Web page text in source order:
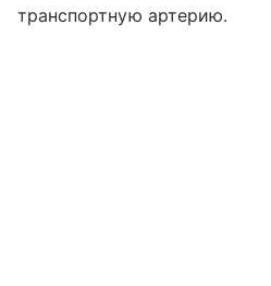
транспортную артерию.